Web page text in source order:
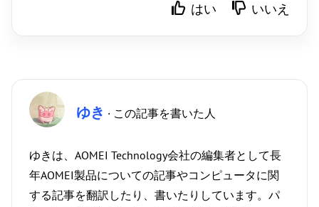
はい いいえ
ゆき · この記事を書いた人
ゆきは、AOMEI Technology会社の編集者として長
年AOMEI製品についての記事やコンピュータに関
する記事を翻訳したり、書いたりしています。パ